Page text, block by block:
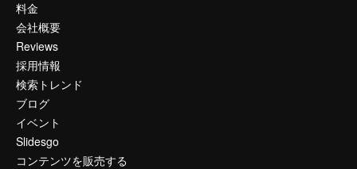
料金
会社概要
Reviews
採用情報
検索トレンド
ブログ
イベント
Slidesgo
コンテンツを販売する